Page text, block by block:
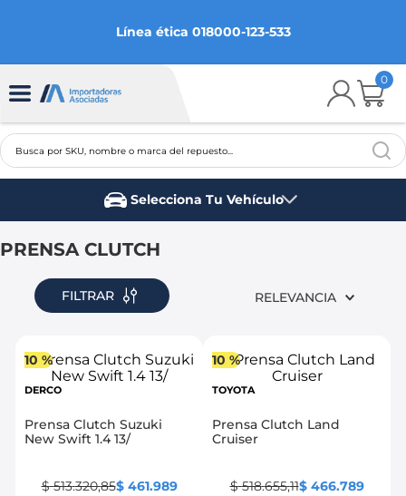
Línea ética 018000-123-533
0
Busca por SKU, nombre o marca del repuesto...
Selecciona Tu Vehículo
PRENSA CLUTCH
FILTRAR RELEVANCIA
10 %
DERCO
Prensa Clutch Suzuki
New Swift 1.4 13/
$ 513.320,85$ 461.989
10 %
TOYOTA
Prensa Clutch Land
Cruiser
$ 518.655,11$ 466.789
2.
aveo
spark gt
ford fiesta
.
mazda 3
.
chevrolet spark gt